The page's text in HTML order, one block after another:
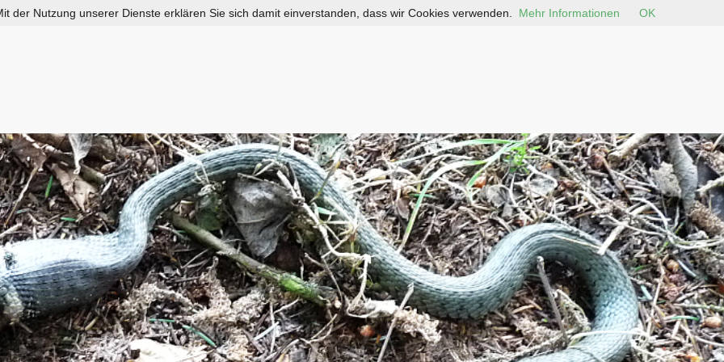
der Nutzung unserer Dienste erklären Sie sich damit einverstanden, dass wir Cookies verwenden. Mehr Informationen OK